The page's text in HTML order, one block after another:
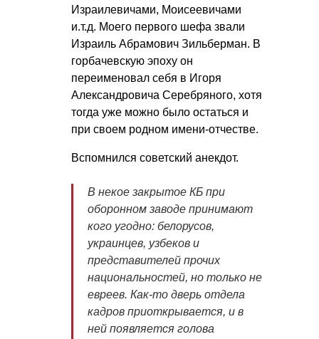
Израилевичами, Моисеевичами
и.т.д. Моего первого шефа звали
Израиль Абрамович Зильберман. В
горбачевскую эпоху он
переименовал себя в Игоря
Александровича Серебряного, хотя
тогда уже можно было остаться и
при своем родном имени-отчестве.
Вспомнился советский анекдот.
В некое закрытое КБ при
оборонном заводе принимают
кого угодно: белорусов,
украинцев, узбеков и
представителей прочих
национальностей, но только не
евреев. Как-то дверь отдела
кадров приоткрывается, и в
ней появляется голова